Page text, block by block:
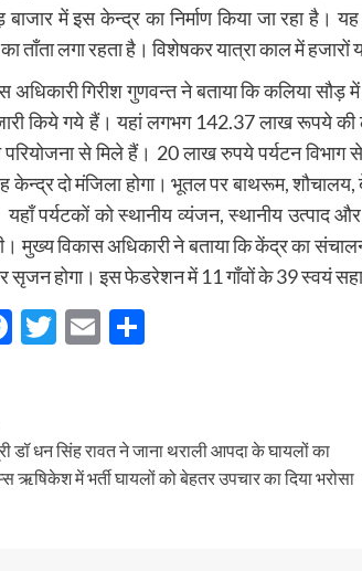
बाजार में इस केन्द्र का निर्माण किया जा रहा है।
ताँता लगा रहता है। विशेषकर यात्रा काल में हजारों
अधिकारी गिरीश गुणवन्त ने बताया कि कलिया सौड़
किये गये हैं। यहां लगभग 142.37 लाख रूपये की
परियोजना से मिले हैं। 20 लाख रुपये पर्यटन
केन्द्र दो मंजिला होगा। भूतल पर बाथरूम,
पर्यटकों को स्थानीय व्यंजन, स्थानीय उत्पाद
मुख्य विकास अधिकारी ने बताया कि केंद्र का
सृजन होगा। इस फेडरेशन में 11 गाँवों के 39 स्वयं
Facebook
Twitter
Email
डॉ धन सिंह रावत ने जाना थराली आपदा के घायलों का
ऋषिकेश में भर्ती घायलों को बेहतर उपचार का दिया भरोसा